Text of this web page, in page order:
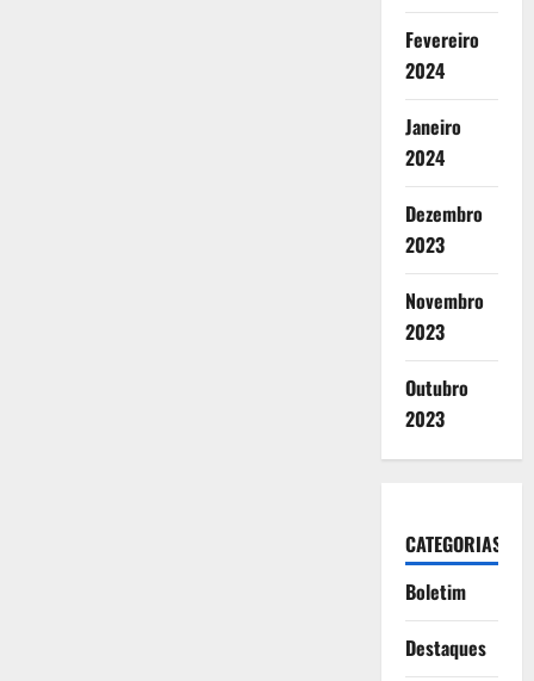
Fevereiro
2024
Janeiro
2024
Dezembro
2023
Novembro
2023
Outubro
2023
CATEGORIAS
Boletim
Destaques